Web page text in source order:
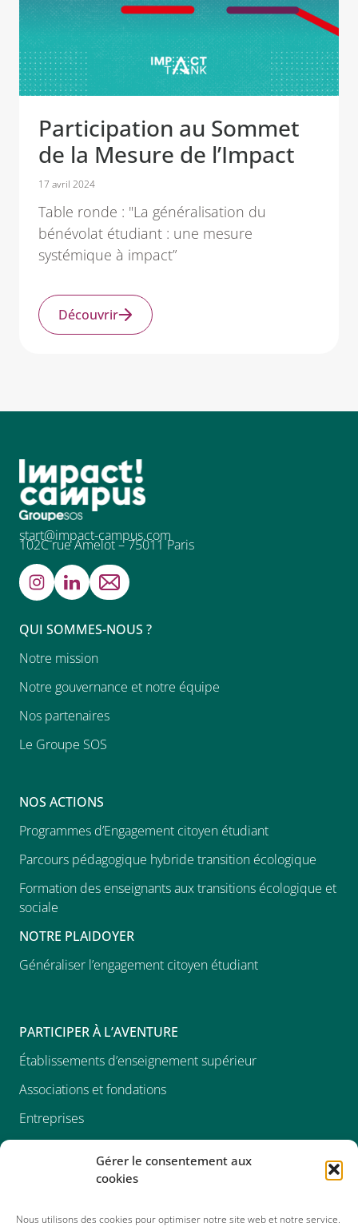
Gérer le consentement aux
cookies
Nous utilisons des cookies pour optimiser notre site web et notre service.
Participation au Sommet
de la Mesure de l’Impact
17 avril 2024
Table ronde : "La généralisation du
bénévolat étudiant : une mesure
systémique à impact”
Découvrir
start@impact-campus.com
102C rue Amelot – 75011 Paris
QUI SOMMES-NOUS ?
Notre mission
Notre gouvernance et notre équipe
Nos partenaires
Le Groupe SOS
NOS ACTIONS
Programmes d’Engagement citoyen étudiant
Parcours pédagogique hybride transition écologique
Formation des enseignants aux transitions écologique et
sociale
NOTRE PLAIDOYER
Généraliser l’engagement citoyen étudiant
PARTICIPER À L’AVENTURE
Établissements d’enseignement supérieur
Associations et fondations
Entreprises